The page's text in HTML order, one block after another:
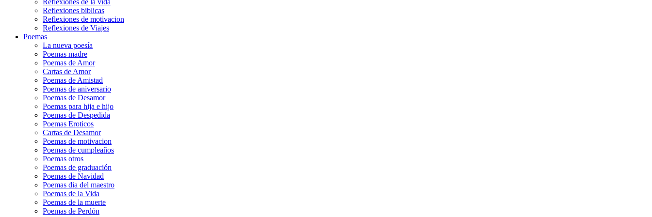
Reflexiones biblicas
Reflexiones de motivacion
Reflexiones de Viajes
Poemas
La nueva poesía
Poemas madre
Poemas de Amor
Cartas de Amor
Poemas de Amistad
Poemas de aniversario
Poemas de Desamor
Poemas para hija e hijo
Poemas de Despedida
Poemas Eroticos
Cartas de Desamor
Poemas de motivacion
Poemas de cumpleaños
Poemas otros
Poemas de graduación
Poemas de Navidad
Poemas dia del maestro
Poemas de la Vida
Poemas de la muerte
Poemas de Perdón